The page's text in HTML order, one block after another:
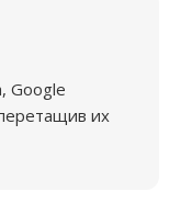
Google
их